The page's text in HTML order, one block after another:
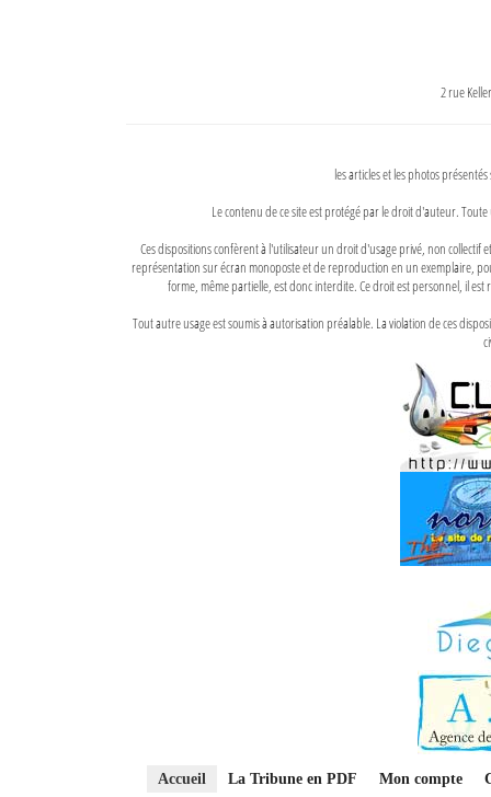
2 rue
les articles et les photos
Le contenu de ce site est protégé par le droit d'auteur.
Ces dispositions confèrent à l'utilisateur un droit d'usage privé, non
représentation sur écran monoposte et de reproduction en un exemplaire,
forme, même partielle, est donc interdite. Ce droit est personnel, il
Tout autre usage est soumis à autorisation préalable. La violation de ces
Accueil La Tribune en PDF Mon compte